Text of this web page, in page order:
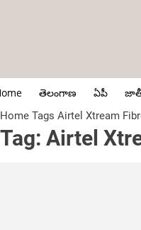
తెలంగాణ ఏపీ
Home Tags Airtel Xtream
Tag: Airtel